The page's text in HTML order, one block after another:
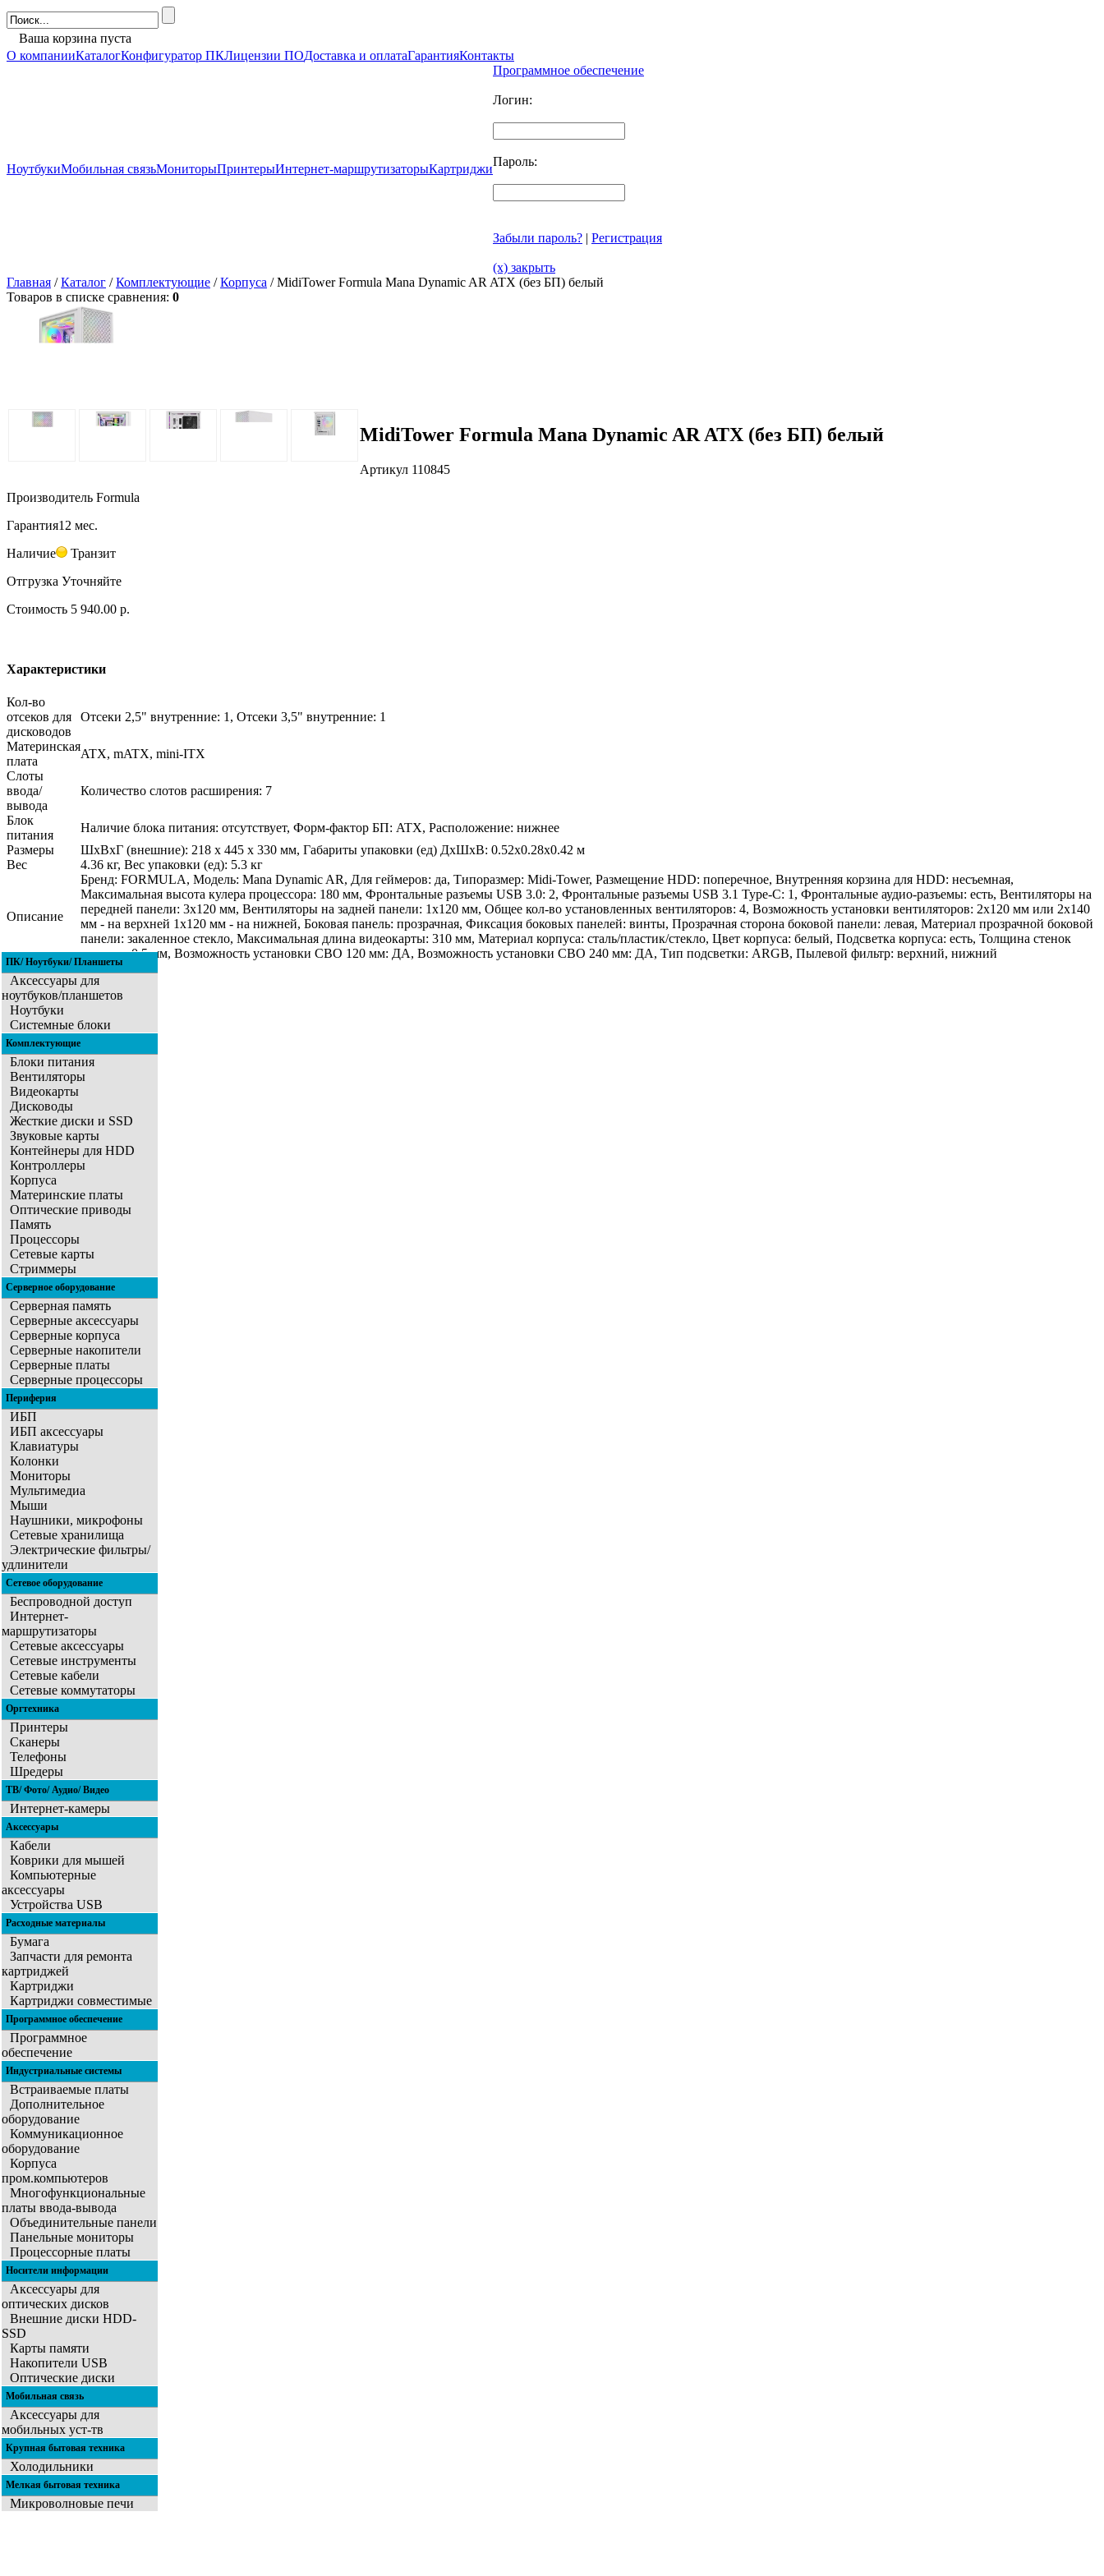
Ваша корзина пуста
О компанииКаталогКонфигуратор ПКЛицензии ПОДоставка и оплатаГарантияКонтакты
НоутбукиМобильная связьМониторыПринтерыИнтернет-маршрутизаторыКартриджи
Программное обеспечение
Логин:
Пароль:
Забыли пароль? | Регистрация
(x) закрыть
Главная /Каталог /Комплектующие /Корпуса / MidiTower Formula Mana Dynamic AR ATX (без БП) белый
Товаров в списке сравнения: 0
MidiTower Formula Mana Dynamic AR ATX (без БП) белый
Артикул 110845
Производитель Formula
Гарантия12 мес.
Наличие
Транзит
Отгрузка Уточняйте
Стоимость 5 940.00 р.
Характеристики
Кол-во
отсеков для
дисководов
Отсеки 2,5" внутренние: 1, Отсеки 3,5" внутренние: 1
Материнская
плата
ATX, mATX, mini-ITX
Слоты
ввода/
вывода
Количество слотов расширения: 7
Блок
питания
Наличие блока питания: отсутствует, Форм-фактор БП: ATX, Расположение: нижнее
Размеры
ШхВхГ (внешние): 218 х 445 х 330 мм, Габариты упаковки (ед) ДхШхВ: 0.52x0.28x0.42 м
Вес
4.36 кг, Вес упаковки (ед): 5.3 кг
Описание
Бренд: FORMULA, Модель: Mana Dynamic AR, Для геймеров: да, Типоразмер: Midi-Tower, Размещение HDD: поперечное, Внутренняя корзина для HDD: несъемная,
Максимальная высота кулера процессора: 180 мм, Фронтальные разъемы USB 3.0: 2, Фронтальные разъемы USB 3.1 Type-C: 1, Фронтальные аудио-разъемы: есть, Вентиляторы на
передней панели: 3x120 мм, Вентиляторы на задней панели: 1х120 мм, Общее кол-во установленных вентиляторов: 4, Возможность установки вентиляторов: 2x120 мм или 2x140
мм - на верхней 1x120 мм - на нижней, Боковая панель: прозрачная, Фиксация боковых панелей: винты, Прозрачная сторона боковой панели: левая, Материал прозрачной боковой
панели: закаленное стекло, Максимальная длина видеокарты: 310 мм, Материал корпуса: сталь/пластик/стекло, Цвет корпуса: белый, Подсветка корпуса: есть, Толщина стенок
корпуса: 0.5 мм, Возможность установки СВО 120 мм: ДА, Возможность установки СВО 240 мм: ДА, Тип подсветки: ARGB, Пылевой фильтр: верхний, нижний
ПК/ Ноутбуки/ Планшеты
Аксессуары для
ноутбуков/планшетов
Ноутбуки
Системные блоки
Комплектующие
Блоки питания
Вентиляторы
Видеокарты
Дисководы
Жесткие диски и SSD
Звуковые карты
Контейнеры для HDD
Контроллеры
Корпуса
Материнские платы
Оптические приводы
Память
Процессоры
Сетевые карты
Стриммеры
Серверное оборудование
Серверная память
Серверные аксессуары
Серверные корпуса
Серверные накопители
Серверные платы
Серверные процессоры
Периферия
ИБП
ИБП аксессуары
Клавиатуры
Колонки
Мониторы
Мультимедиа
Мыши
Наушники, микрофоны
Сетевые хранилища
Электрические фильтры/
удлинители
Сетевое оборудование
Беспроводной доступ
Интернет-
маршрутизаторы
Сетевые аксессуары
Сетевые инструменты
Сетевые кабели
Сетевые коммутаторы
Оргтехника
Принтеры
Сканеры
Телефоны
Шредеры
ТВ/ Фото/ Аудио/ Видео
Интернет-камеры
Аксессуары
Кабели
Коврики для мышей
Компьютерные
аксессуары
Устройства USB
Расходные материалы
Бумага
Запчасти для ремонта
картриджей
Картриджи
Картриджи совместимые
Программное обеспечение
Программное
обеспечение
Индустриальные системы
Встраиваемые платы
Дополнительное
оборудование
Коммуникационное
оборудование
Корпуса
пром.компьютеров
Многофункциональные
платы ввода-вывода
Объединительные панели
Панельные мониторы
Процессорные платы
Носители информации
Аксессуары для
оптических дисков
Внешние диски HDD-
SSD
Карты памяти
Накопители USB
Оптические диски
Мобильная связь
Аксессуары для
мобильных уст-тв
Крупная бытовая техника
Холодильники
Мелкая бытовая техника
Микроволновые печи